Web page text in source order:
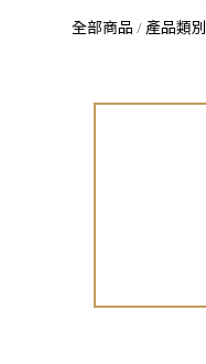
全部商品 / 產品類別